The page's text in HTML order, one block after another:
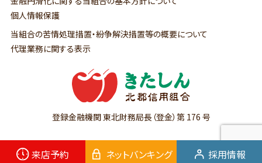
個人情報保護
当組合の苦情処理措置・紛争解決措置等の概要について
代理業務に関する表示
登録金融機関 東北財務局長（登金）第 176 号
Copyright © 北郡信用組合 All Rights Reserved.
来店予約 ネットバンキング 採用情報